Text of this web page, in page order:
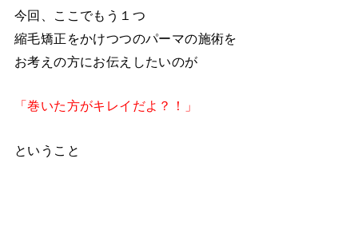
今回、ここでもう１つ
縮毛矯正をかけつつのパーマの施術を
お考えの方にお伝えしたいのが
「巻いた方がキレイだよ？！」
ということ